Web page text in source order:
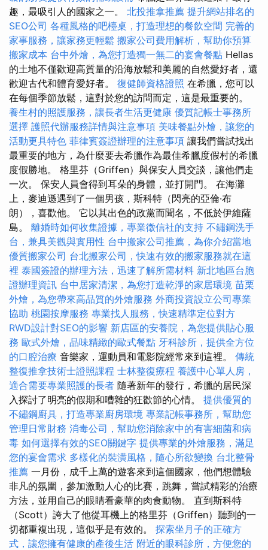
趣，最吸引人的國家之一。 北投推拿推薦 提升網站排名的
SEO公司 各種風格的吧檯桌，打造理想的餐飲空間 完善的
家事服務，讓家務更輕鬆 搬家公司費用解析，幫助你預算
搬家成本 台中外燴，為您打造獨一無二的宴會餐點 Hellas
的土地不僅歡迎高質量的沿海放鬆和美麗的自然愛好者，還
歡迎古代和體育愛好者。 復健師資格證照 在希臘，您可以
在每個季節放鬆，這對於您的訪問而定，這是最重要的。
養生村的照護服務，讓長者生活更健康 優質記帳士事務所
選擇 護照代辦服務詳情與注意事項 美味餐點外燴，讓您的
活動更具特色 菲律賓簽證辦理的注意事項 讓我們嘗試找出
最重要的地方，為什麼要去希臘作為最佳希臘度假村的希臘
度假勝地。 格里芬（Griffen）與保安人員交談，讓他們走
一次。 保安人員會得到耳朵的身體，並打開門。 在海灘
上，麥迪遜遇到了一個男孩，斯科特（閃亮的亞倫·布
朗），喜歡他。 它以其出色的政黨而聞名，不低於伊維薩
島。 離婚時如何收集證據，專業徵信社的支持 不鏽鋼洗手
台，兼具美觀與實用性 台中搬家公司推薦，為你介紹當地
優質搬家公司 台北搬家公司，快速有效的搬家服務就在這
裡 泰國簽證的辦理方法，迅速了解所需材料 新北地區台胞
證辦理資訊 台中居家清潔，為您打造乾淨的家居環境 苗栗
外燴，為您帶來高品質的外燴服務 外商投資設立公司專業
協助 桃園按摩服務 專業找人服務，快速精準定位對方
RWD設計對SEO的影響 新店區的安養院，為您提供貼心服
務 歐式外燴，品味精緻的歐式餐點 牙科診所，提供全方位
的口腔治療 音樂家，運動員和電影院經常來到這裡。 傳統
整復推拿技術士證照課程 士林整復療程 養護中心單人房，
適合需要專業照護的長者 隨著新年的發行，希臘的居民深
入探討了明亮的假期和嘈雜的狂歡節的心情。 提供優質的
不鏽鋼廚具，打造專業廚房環境 專業記帳事務所，幫助您
管理日常財務 消毒公司，幫助您消除家中的有害細菌和病
毒 如何選擇有效的SEO關鍵字 提供專業的外燴服務，滿足
您的宴會需求 多樣化的裝潢風格，隨心所欲變換 台北整骨
推薦 一月份，成千上萬的遊客來到這個國家，他們想體驗
非凡的氛圍，參加激動人心的比賽，跳舞，嘗試精彩的治療
方法，並用自己的眼睛看豪華的肉食動物。 直到斯科特
（Scott）誇大了他從耳機上的格里芬（Griffen）聽到的一
切都重複出現，這似乎是有效的。 探索坐月子的正確方
式，讓您擁有健康的產後生活 附近的眼科診所，方便您的